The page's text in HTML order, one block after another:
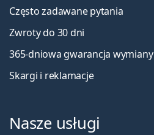
Często zadawane pytania
Zwroty do 30 dni
365-dniowa gwarancja wymiany
Skargi i reklamacje
Nasze usługi